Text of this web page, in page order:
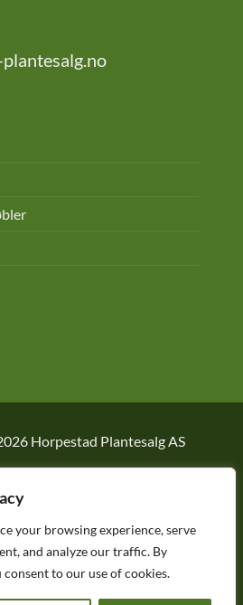
your browsing experience, serve
and analyze our traffic. By
to our use of cookies.
Horpestad Plantesalg AS